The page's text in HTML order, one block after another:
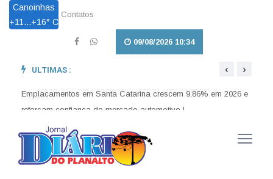
Canoinhas
+11...+16° C
Contatos
09/08/2026 10:34
ULTIMAS :
reforçam confiança do mercado automotivo |
‹ ›